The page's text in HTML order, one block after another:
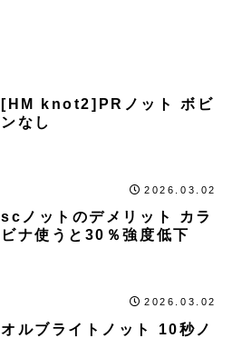
[HM knot2]PRノット ボビ
ンなし
2026.03.02
scノットのデメリット カラ
ビナ使うと30％強度低下
2026.03.02
オルブライトノット 10秒ノ